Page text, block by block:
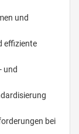
und
effiziente
und
bei